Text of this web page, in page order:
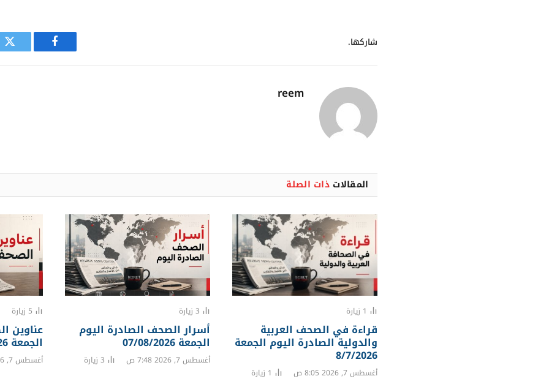
شاركها.
فيسبوك
reem
المقالاتذات الصلة
1 زيارة
قراءة في الصحف العربية
والدولية الصادرة اليوم الجمعة
8/7/2026
أغسطس 7, 2026 8:05 ص 1 زيارة
3 زيارة
أسرار الصحف الصادرة اليوم
الجمعة 07/08/2026
أغسطس 7, 2026 7:48 ص 3 زيارة
5 زيارة
عناوين
الجمعة 07/08/2026
أغسطس 7, 2026 7:28 ص